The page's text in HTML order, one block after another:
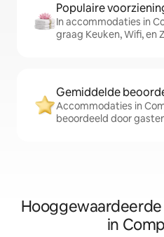
Populaire
In accommodaties in
graag Keuken, Wifi, en
Gemiddelde
Accommodaties in
beoordeeld door
in